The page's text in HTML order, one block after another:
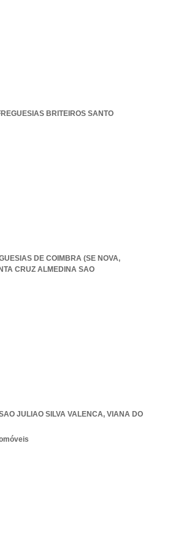
BRITEIROS SANTO
DE COIMBRA (SE NOVA,
CRUZ ALMEDINA SAO
JULIAO SILVA VALENCA, VIANA DO